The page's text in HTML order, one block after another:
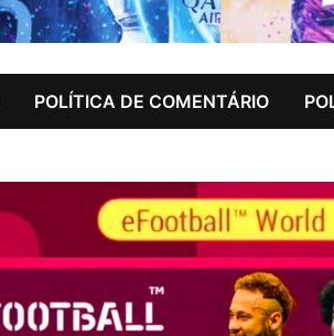
POLÍTICA DE COMENTÁRIO